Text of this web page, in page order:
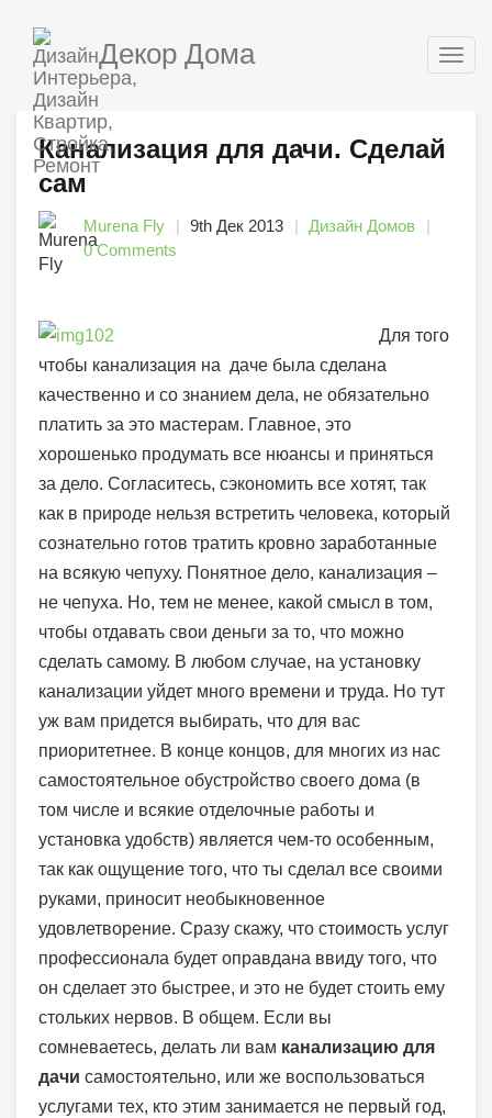
Декор Дома
Канализация для дачи. Сделай
сам
Murena Fly 9th Дек 2013
Дизайн Домов
0 Comments
Для того
чтобы канализация на даче была сделана
качественно и со знанием дела, не обязательно
платить за это мастерам. Главное, это
хорошенько продумать все нюансы и приняться
за дело. Согласитесь, сэкономить все хотят, так
как в природе нельзя встретить человека, который
сознательно готов тратить кровно заработанные
на всякую чепуху. Понятное дело, канализация –
не чепуха. Но, тем не менее, какой смысл в том,
чтобы отдавать свои деньги за то, что можно
сделать самому. В любом случае, на установку
канализации уйдет много времени и труда. Но тут
уж вам придется выбирать, что для вас
приоритетнее. В конце концов, для многих из нас
самостоятельное обустройство своего дома (в
том числе и всякие отделочные работы и
установка удобств) является чем-то особенным,
так как ощущение того, что ты сделал все своими
руками, приносит необыкновенное
удовлетворение. Сразу скажу, что стоимость услуг
профессионала будет оправдана ввиду того, что
он сделает это быстрее, и это не будет стоить ему
стольких нервов. В общем. Если вы
сомневаетесь, делать ли вам канализацию для
дачи самостоятельно, или же воспользоваться
услугами тех, кто этим занимается не первый год,